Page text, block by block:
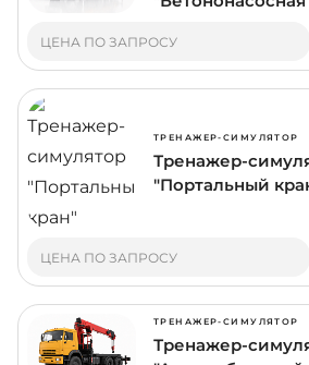
ЦЕНА ПО ЗАПРОСУ
ТРЕНАЖЕР-СИМУЛЯТОР
Тренажер-
"Портальный
ЦЕНА ПО ЗАПРОСУ
ТРЕНАЖЕР-СИМУЛЯТОР
Тренажер-